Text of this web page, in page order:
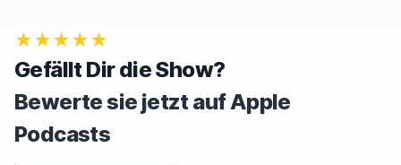
R
E
T
H
I
S
F
★★★★★
Gefällt Dir die Show?
Bewerte sie jetzt auf Apple
Podcasts